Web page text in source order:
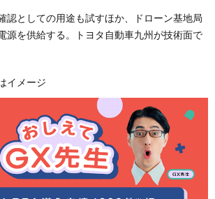
認としての用途も試すほか、ドローン基地局
源を供給する。トヨタ自動車九州が技術面で
イメージ